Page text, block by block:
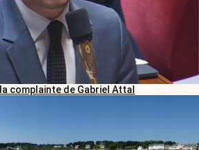
complainte de Gabriel Attal